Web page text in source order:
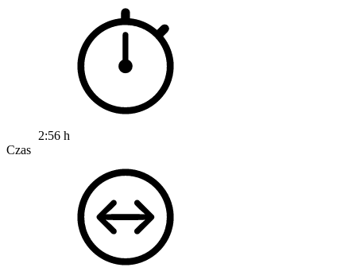
2:56 h
Czas